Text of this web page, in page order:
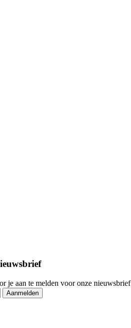
je aan te melden voor onze nieuwsbrief
Aanmelden